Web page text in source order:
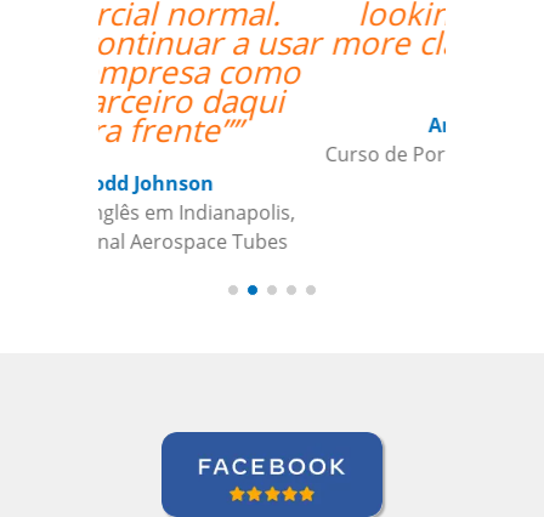
looking forward to
more classes with her.
””
Ariana Maher
Curso de Português em Florianópolis